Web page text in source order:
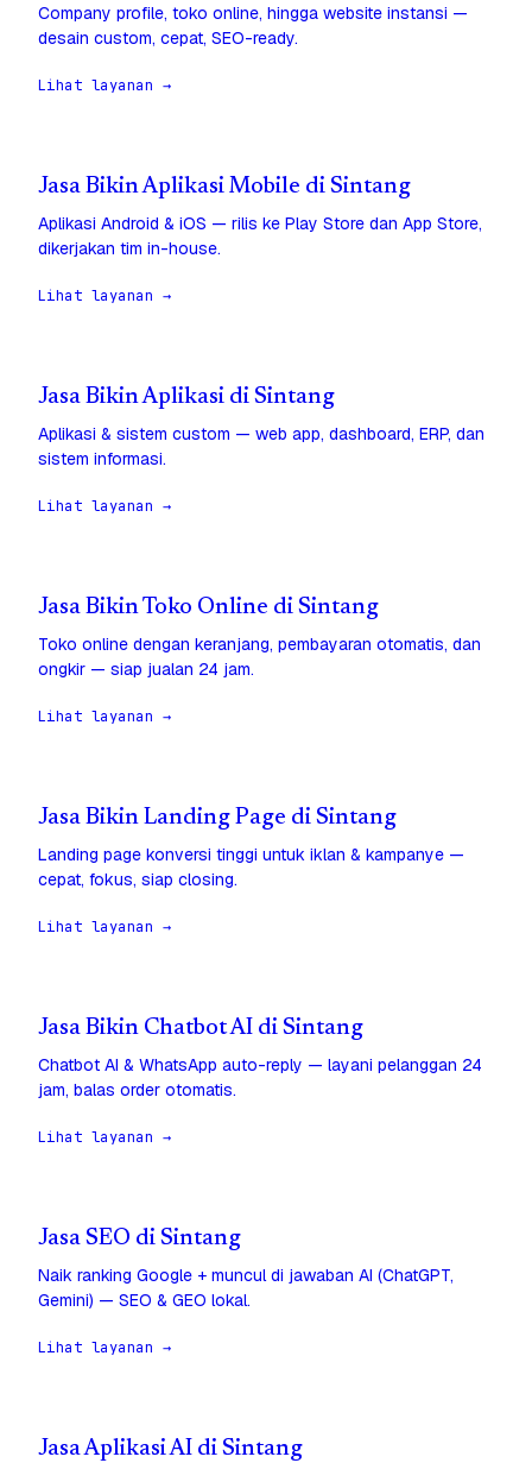
Company profile, toko online, hingga website instansi —
desain custom, cepat, SEO-ready.
Lihat layanan →
Jasa Bikin Aplikasi Mobile di Sintang
Aplikasi Android & iOS — rilis ke Play Store dan App Store,
dikerjakan tim in-house.
Lihat layanan →
Jasa Bikin Aplikasi di Sintang
Aplikasi & sistem custom — web app, dashboard, ERP, dan
sistem informasi.
Lihat layanan →
Jasa Bikin Toko Online di Sintang
Toko online dengan keranjang, pembayaran otomatis, dan
ongkir — siap jualan 24 jam.
Lihat layanan →
Jasa Bikin Landing Page di Sintang
Landing page konversi tinggi untuk iklan & kampanye —
cepat, fokus, siap closing.
Lihat layanan →
Jasa Bikin Chatbot AI di Sintang
Chatbot AI & WhatsApp auto-reply — layani pelanggan 24
jam, balas order otomatis.
Lihat layanan →
Jasa SEO di Sintang
Naik ranking Google + muncul di jawaban AI (ChatGPT,
Gemini) — SEO & GEO lokal.
Lihat layanan →
Jasa Aplikasi AI di Sintang